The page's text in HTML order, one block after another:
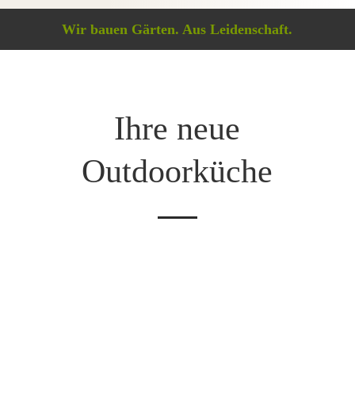
Wir bauen Gärten. Aus Leidenschaft.
Ihre neue
Outdoorküche